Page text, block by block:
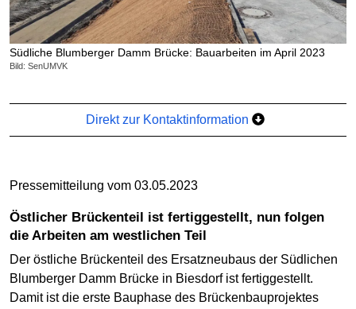
Südliche Blumberger Damm Brücke: Bauarbeiten im April 2023
Bild: SenUMVK
Direkt zur Kontaktinformation
Pressemitteilung vom 03.05.2023
Östlicher Brückenteil ist fertiggestellt, nun folgen
die Arbeiten am westlichen Teil
Der östliche Brückenteil des Ersatzneubaus der Südlichen
Blumberger Damm Brücke in Biesdorf ist fertiggestellt.
Damit ist die erste Bauphase des Brückenbauprojektes